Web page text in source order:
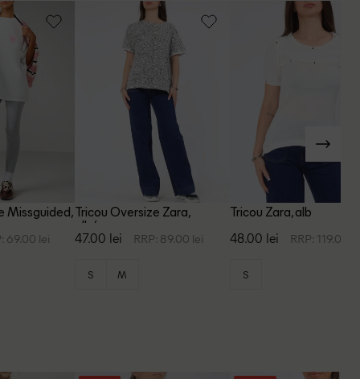
Missguided,
69.00 lei
Tricou Oversize Zara,
alb/negru
47.00 lei RRP: 89.00 lei
S M
Tricou Zara, alb
48.00 lei RRP: 119.00
S